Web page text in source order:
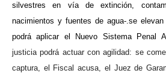
silvestres en vía de extinción,
nacimientos y fuentes de agua-.se
podrá aplicar el Nuevo Sistema Penal
justicia podrá actuar con agilidad: se
captura, el Fiscal acusa, el Juez de